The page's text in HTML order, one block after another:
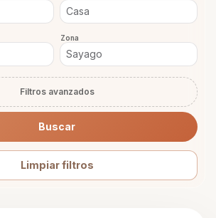
Zona
Filtros avanzados
Buscar
Limpiar filtros